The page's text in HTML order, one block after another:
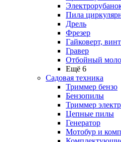
Пила
Дрель
Фрезер
Гайковерт,
Гравер
Отбойный
Ещё 6
Садовая техника
Триммер бензо
Бензопилы
Триммер
Цепные пилы
Генератор
Мотобур и